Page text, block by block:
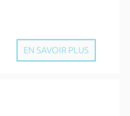
EN SAVOIR PLUS